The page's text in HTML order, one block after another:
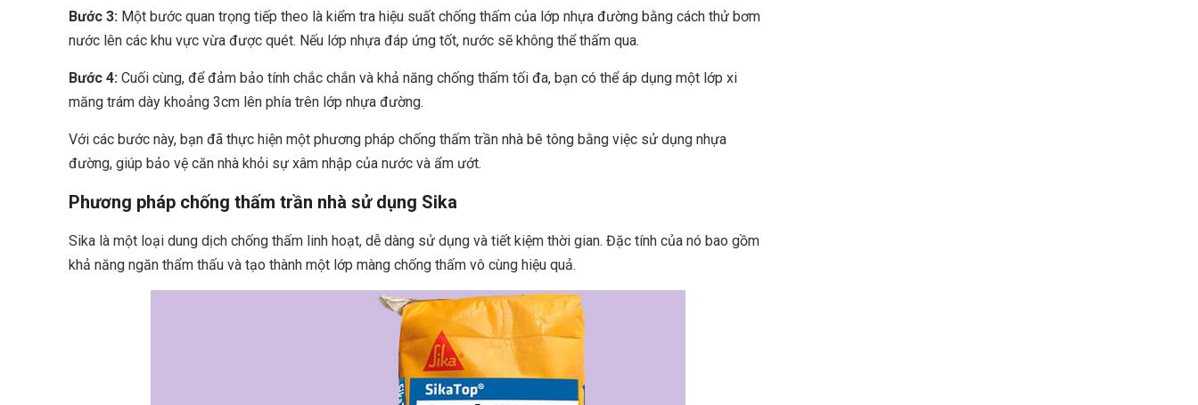
Bước 3: Một bước quan trọng tiếp theo là kiểm tra hiệu suất chống thấm của lớp nhựa đường bằng cách thử bơm
nước lên các khu vực vừa được quét. Nếu lớp nhựa đáp ứng tốt, nước sẽ không thể thấm qua.
Bước 4: Cuối cùng, để đảm bảo tính chắc chắn và khả năng chống thấm tối đa, bạn có thể áp dụng một lớp xi
măng trám dày khoảng 3cm lên phía trên lớp nhựa đường.
Với các bước này, bạn đã thực hiện một phương pháp chống thấm trần nhà bê tông bằng việc sử dụng nhựa
đường, giúp bảo vệ căn nhà khỏi sự xâm nhập của nước và ẩm ướt.
Phương pháp chống thấm trần nhà sử dụng Sika
Sika là một loại dung dịch chống thấm linh hoạt, dễ dàng sử dụng và tiết kiệm thời gian. Đặc tính của nó bao gồm
khả năng ngăn thẩm thấu và tạo thành một lớp màng chống thấm vô cùng hiệu quả.